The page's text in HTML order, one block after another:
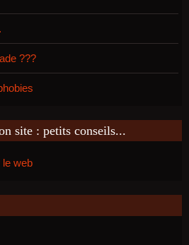
???
site : petits conseils...
le web